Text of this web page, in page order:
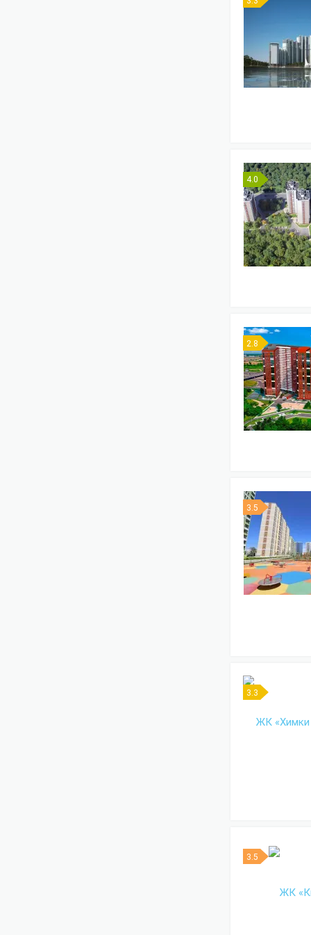
4.0
2.8
3.5
3.3
3.5